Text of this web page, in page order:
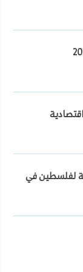
لفلسطين في